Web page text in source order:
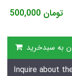
500,000 تومان
به سبدخرید
Inquire about